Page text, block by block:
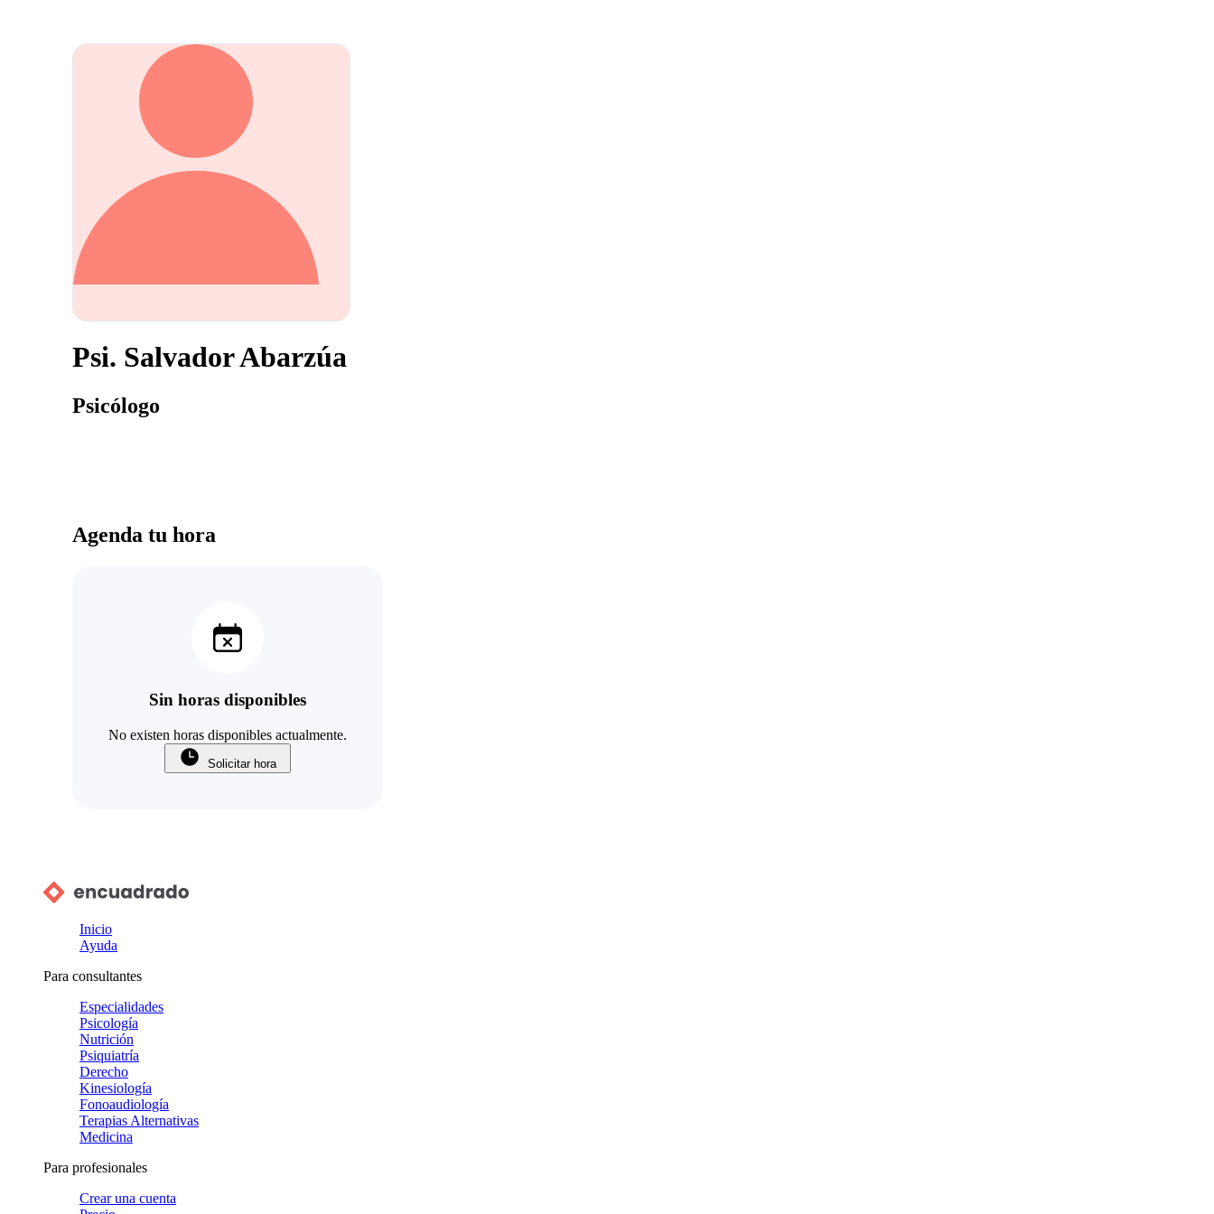
Psi. Salvador Abarzúa
Psicólogo
Agenda tu hora
Sin horas disponibles
No existen horas disponibles actualmente.
Solicitar hora
Inicio
Ayuda
Para consultantes
Especialidades
Psicología
Nutrición
Psiquiatría
Derecho
Kinesiología
Fonoaudiología
Terapias Alternativas
Medicina
Para profesionales
Crear una cuenta